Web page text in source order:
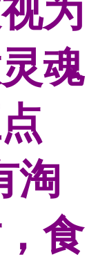
为
魂
淘
食